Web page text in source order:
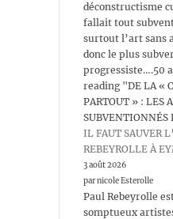
déconstructisme
fallait tout
surtout l’art sans
donc le plus
progressiste….50
reading "DE LA «
PARTOUT » : LES
SUBVENTIONNÉS
IL FAUT SAUVER
REBEYROLLE À
3 août 2026
par nicole Esterolle
Paul Rebeyrolle
somptueux